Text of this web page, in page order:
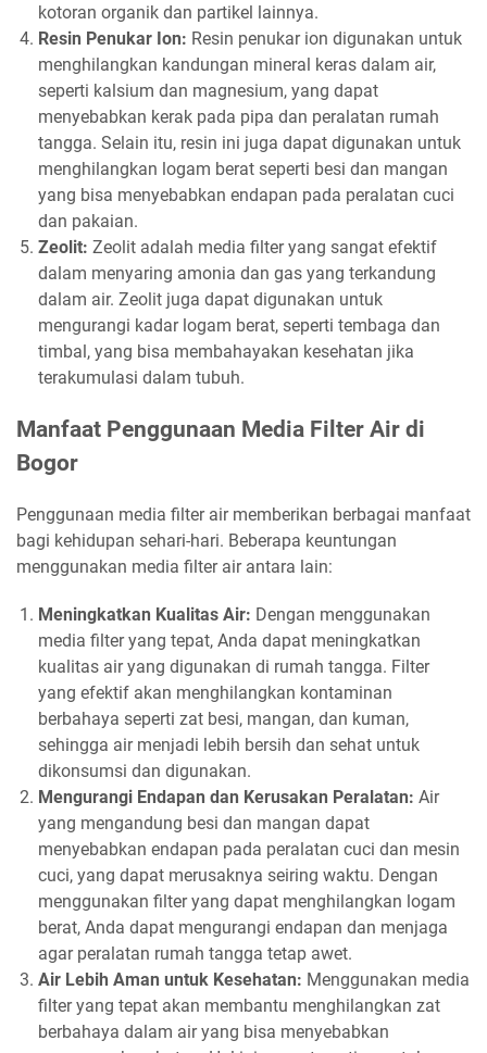
kotoran organik dan partikel lainnya.
Resin Penukar Ion: Resin penukar ion digunakan untuk
menghilangkan kandungan mineral keras dalam air,
seperti kalsium dan magnesium, yang dapat
menyebabkan kerak pada pipa dan peralatan rumah
tangga. Selain itu, resin ini juga dapat digunakan untuk
menghilangkan logam berat seperti besi dan mangan
yang bisa menyebabkan endapan pada peralatan cuci
dan pakaian.
Zeolit: Zeolit adalah media filter yang sangat efektif
dalam menyaring amonia dan gas yang terkandung
dalam air. Zeolit juga dapat digunakan untuk
mengurangi kadar logam berat, seperti tembaga dan
timbal, yang bisa membahayakan kesehatan jika
terakumulasi dalam tubuh.
Manfaat Penggunaan Media Filter Air di
Bogor
Penggunaan media filter air memberikan berbagai manfaat
bagi kehidupan sehari-hari. Beberapa keuntungan
menggunakan media filter air antara lain:
Meningkatkan Kualitas Air: Dengan menggunakan
media filter yang tepat, Anda dapat meningkatkan
kualitas air yang digunakan di rumah tangga. Filter
yang efektif akan menghilangkan kontaminan
berbahaya seperti zat besi, mangan, dan kuman,
sehingga air menjadi lebih bersih dan sehat untuk
dikonsumsi dan digunakan.
Mengurangi Endapan dan Kerusakan Peralatan: Air
yang mengandung besi dan mangan dapat
menyebabkan endapan pada peralatan cuci dan mesin
cuci, yang dapat merusaknya seiring waktu. Dengan
menggunakan filter yang dapat menghilangkan logam
berat, Anda dapat mengurangi endapan dan menjaga
agar peralatan rumah tangga tetap awet.
Air Lebih Aman untuk Kesehatan: Menggunakan media
filter yang tepat akan membantu menghilangkan zat
berbahaya dalam air yang bisa menyebabkan